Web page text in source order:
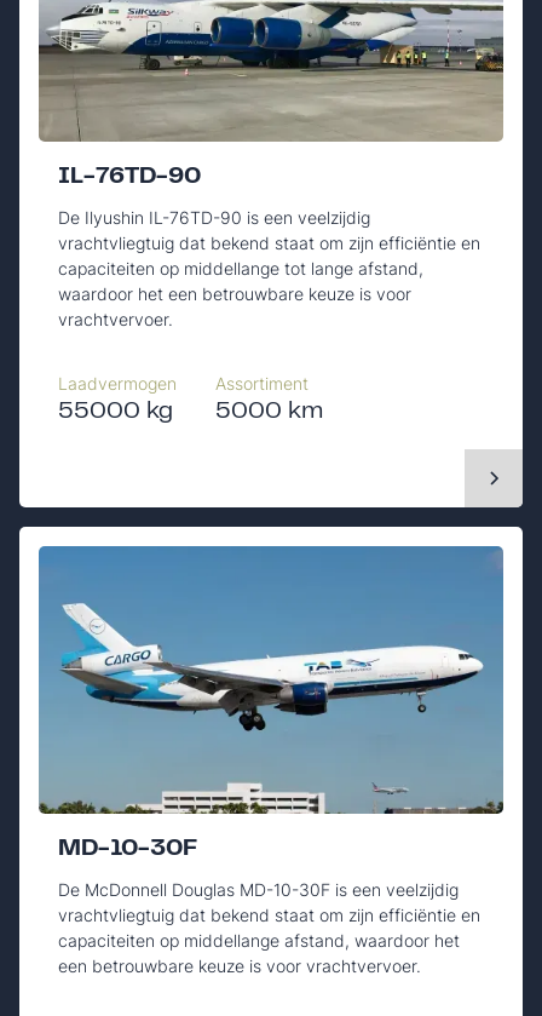
IL-76TD-90
De Ilyushin IL-76TD-90 is een veelzijdig
vrachtvliegtuig dat bekend staat om zijn efficiëntie en
capaciteiten op middellange tot lange afstand,
waardoor het een betrouwbare keuze is voor
vrachtvervoer.
Laadvermogen
55000 kg
Assortiment
5000 km
MD-10-30F
De McDonnell Douglas MD-10-30F is een veelzijdig
vrachtvliegtuig dat bekend staat om zijn efficiëntie en
capaciteiten op middellange afstand, waardoor het
een betrouwbare keuze is voor vrachtvervoer.